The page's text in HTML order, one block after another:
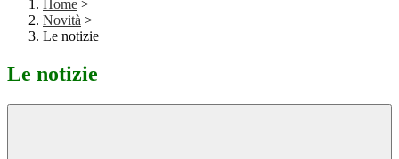
Home >
Novità >
Le notizie
Le notizie